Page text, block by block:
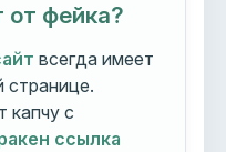
от фейка?
всегда имеет
странице.
капчу с
ссылка